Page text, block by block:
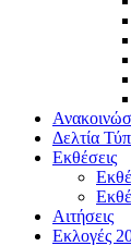
Δελτία
Εκθέσεις
Αιτήσεις
Εκλογές